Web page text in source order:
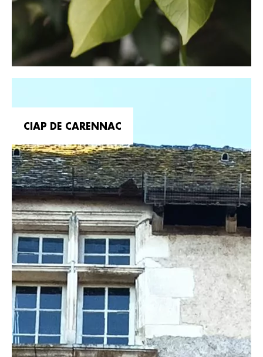
CIAP DE CARENNAC